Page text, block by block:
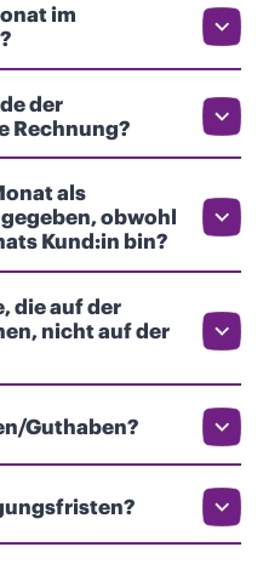
im
der
Rechnung?
als
obwohl
Kund:in bin?
die auf der
nicht auf der
Guthaben?